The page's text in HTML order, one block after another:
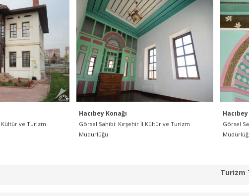
Kültür ve Turizm
Hacıbey Konağı
Görsel Sahibi: Kırşehir İl Kültür ve Turizm
Müdürlüğü
Görsel
Turizm